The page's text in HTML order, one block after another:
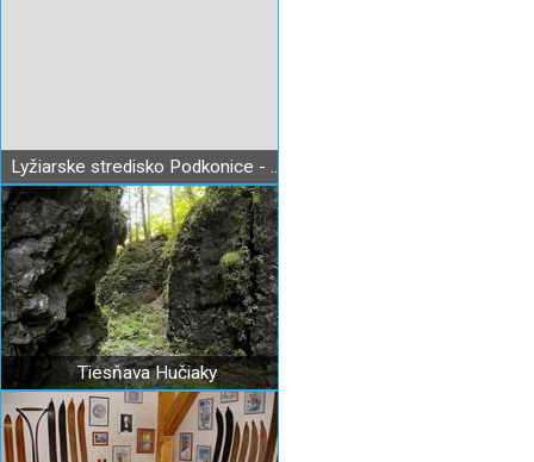
Lyžiarske stredisko Podkonice - Pleše
Tiesňava Hučiaky